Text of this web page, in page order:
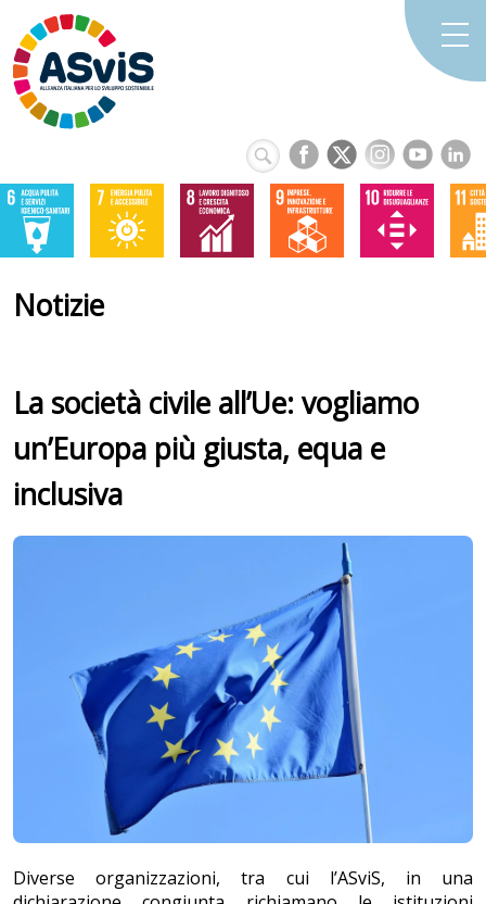
Notizie
La società civile all’Ue: vogliamo
un’Europa più giusta, equa e
inclusiva
Diverse organizzazioni, tra cui l’ASviS, in una